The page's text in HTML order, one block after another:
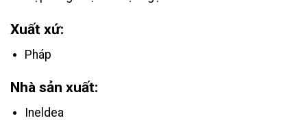
Xuất xứ:
Pháp
Nhà sản xuất:
Ineldea